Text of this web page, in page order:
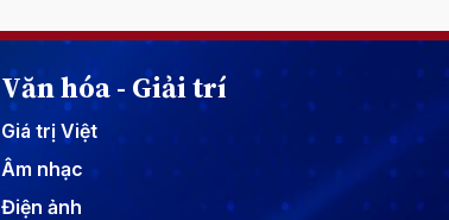
Văn hóa - Giải trí
Giá trị Việt
Âm nhạc
Điện ảnh